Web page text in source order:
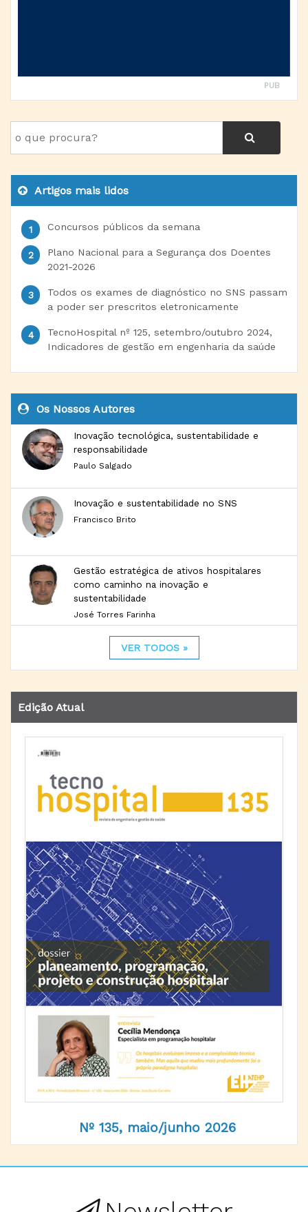
PUB
Artigos mais lidos
Concursos públicos da semana
Plano Nacional para a Segurança dos Doentes
2021-2026
Todos os exames de diagnóstico no SNS passam
a poder ser prescritos eletronicamente
TecnoHospital nº 125, setembro/outubro 2024,
Indicadores de gestão em engenharia da saúde
Os Nossos Autores
Inovação tecnológica, sustentabilidade e
responsabilidade
Paulo Salgado
Inovação e sustentabilidade no SNS
Francisco Brito
Gestão estratégica de ativos hospitalares
como caminho na inovação e
sustentabilidade
José Torres Farinha
VER TODOS »
Edição Atual
Nº 135, maio/junho 2026